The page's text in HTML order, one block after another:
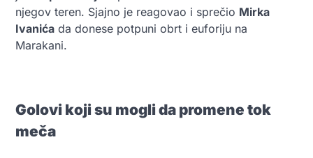
njegov teren. Sjajno je reagovao i sprečio Mirka
Ivanića da donese potpuni obrt i euforiju na
Marakani.
Golovi koji su mogli da promene tok
meča